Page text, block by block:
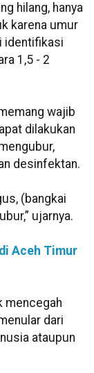
hilang, hanya
karena umur
identifikasi
1,5 - 2
wajib
dilakukan
desinfektan.
(bangkai
ujarnya.
Aceh Timur
mencegah
dari
ataupun